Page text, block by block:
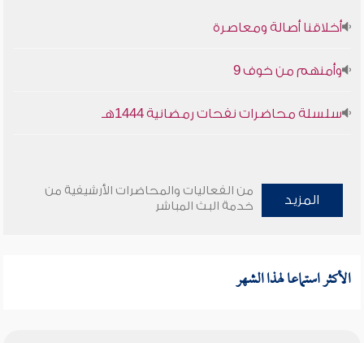
أخلاقنا أصالة ومعاصرة
وأمنهم من خوف 9
سلسلة محاضرات نفحات رمضانية 1444هـ
المزيد
من الفعاليات والمحاضرات الأرشيفية من
خدمة البث المباشر
الأكثر استماعا لهذا الشهر